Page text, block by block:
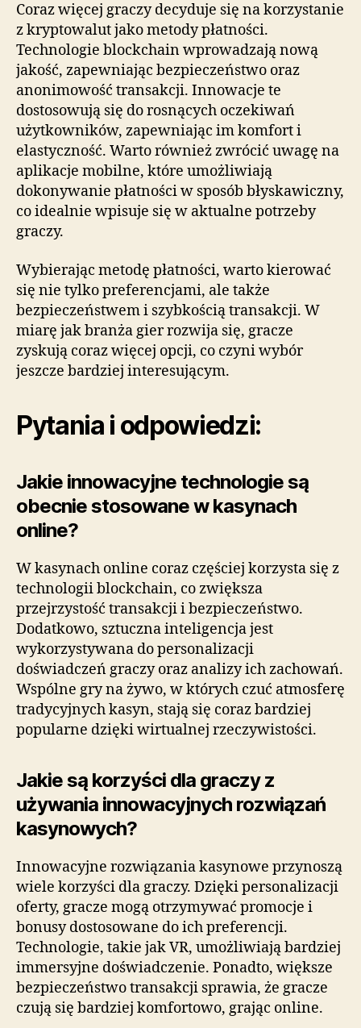
Coraz więcej graczy decyduje się na korzystanie
z kryptowalut jako metody płatności.
Technologie blockchain wprowadzają nową
jakość, zapewniając bezpieczeństwo oraz
anonimowość transakcji. Innowacje te
dostosowują się do rosnących oczekiwań
użytkowników, zapewniając im komfort i
elastyczność. Warto również zwrócić uwagę na
aplikacje mobilne, które umożliwiają
dokonywanie płatności w sposób błyskawiczny,
co idealnie wpisuje się w aktualne potrzeby
graczy.
Wybierając metodę płatności, warto kierować
się nie tylko preferencjami, ale także
bezpieczeństwem i szybkością transakcji. W
miarę jak branża gier rozwija się, gracze
zyskują coraz więcej opcji, co czyni wybór
jeszcze bardziej interesującym.
Pytania i odpowiedzi:
Jakie innowacyjne technologie są
obecnie stosowane w kasynach
online?
W kasynach online coraz częściej korzysta się z
technologii blockchain, co zwiększa
przejrzystość transakcji i bezpieczeństwo.
Dodatkowo, sztuczna inteligencja jest
wykorzystywana do personalizacji
doświadczeń graczy oraz analizy ich zachowań.
Wspólne gry na żywo, w których czuć atmosferę
tradycyjnych kasyn, stają się coraz bardziej
popularne dzięki wirtualnej rzeczywistości.
Jakie są korzyści dla graczy z
używania innowacyjnych rozwiązań
kasynowych?
Innowacyjne rozwiązania kasynowe przynoszą
wiele korzyści dla graczy. Dzięki personalizacji
oferty, gracze mogą otrzymywać promocje i
bonusy dostosowane do ich preferencji.
Technologie, takie jak VR, umożliwiają bardziej
immersyjne doświadczenie. Ponadto, większe
bezpieczeństwo transakcji sprawia, że gracze
czują się bardziej komfortowo, grając online.